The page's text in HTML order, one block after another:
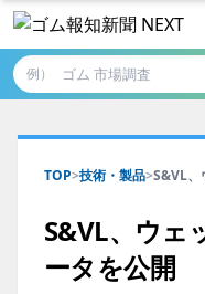
例）
TOP>技術・製品>S&VL、
S&VL、ウェ
ータを公開